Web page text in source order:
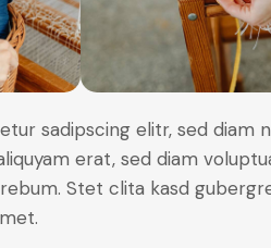
sadipscing elitr, sed diam
erat, sed diam
Stet clita kasd